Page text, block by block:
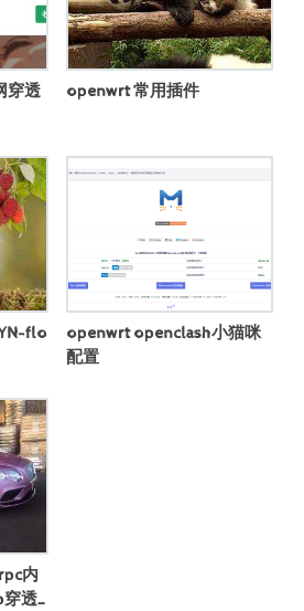
穿透
openwrt 常用插件
flo
openwrt openclash小猫咪
配置
内
穿透